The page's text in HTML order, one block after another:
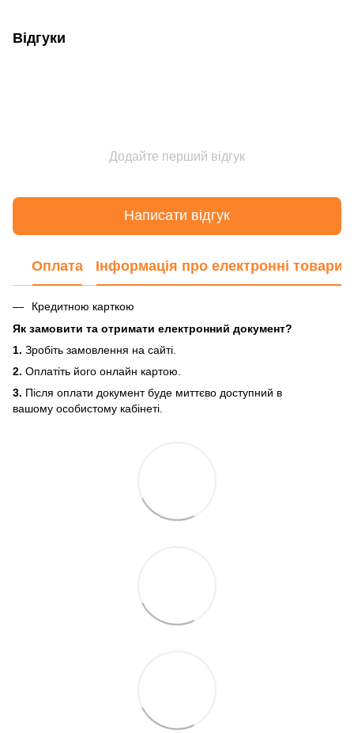
Відгуки
Додайте перший відгук
Написати відгук
Оплата Інформація про електронні товари
Кредитною карткою
Як замовити та отримати електронний документ?
1. Зробіть замовлення на сайті.
2. Оплатіть його онлайн картою.
3. Після оплати документ буде миттєво доступний в
вашому особистому кабінеті.